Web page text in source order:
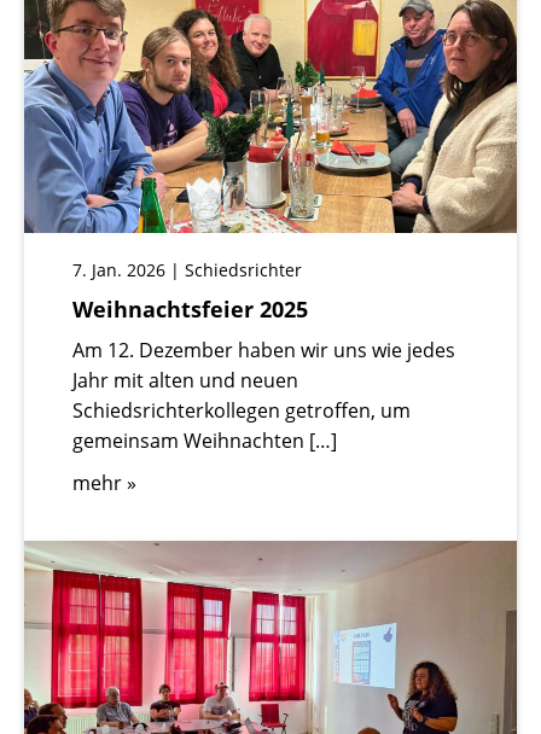
7. Jan. 2026 | Schiedsrichter
Weihnachtsfeier 2025
Am 12. Dezember haben wir uns wie jedes
Jahr mit alten und neuen
Schiedsrichterkollegen getroffen, um
gemeinsam Weihnachten […]
mehr »